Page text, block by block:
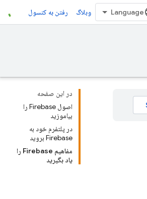
وبلاگ رفتن به کنسول
در این صفحه
اصول Firebase را
بیاموزید
در پلتفرم خود به
Firebase بروید
مفاهیم Firebase را
یاد بگیرید